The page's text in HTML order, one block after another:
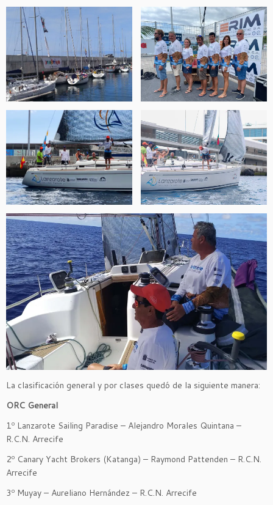
La clasificación general y por clases quedó de la siguiente manera:
ORC General
1º Lanzarote Sailing Paradise – Alejandro Morales Quintana –
R.C.N. Arrecife
2º Canary Yacht Brokers (Katanga) – Raymond Pattenden – R.C.N.
Arrecife
3º Muyay – Aureliano Hernández – R.C.N. Arrecife